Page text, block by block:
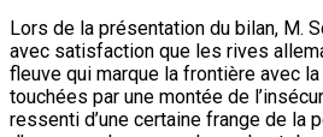
Lors de la présentation du bilan, M.
avec satisfaction que les rives
fleuve qui marque la frontière avec la
touchées par une montée de
ressenti d’une certaine frange de la